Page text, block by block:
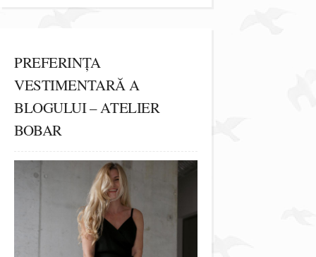
PREFERINȚA
VESTIMENTARĂ A
BLOGULUI – ATELIER
BOBAR